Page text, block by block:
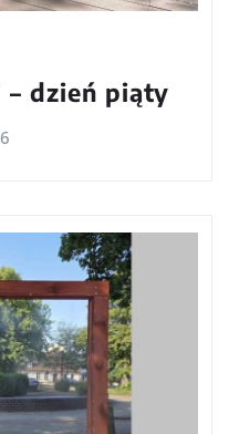
dzień piąty